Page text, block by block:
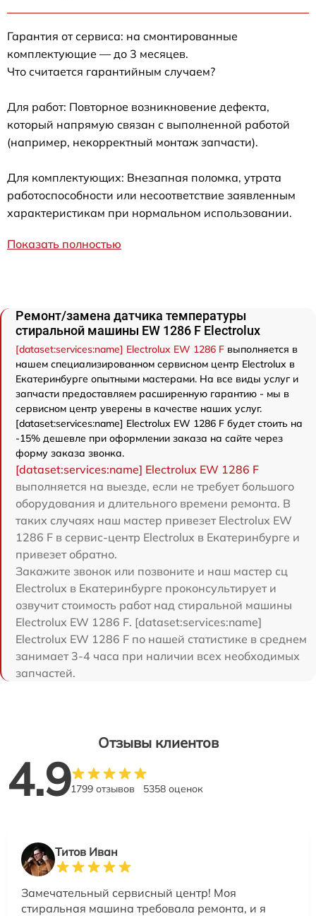
Гарантия от сервиса: на смонтированные
комплектующие — до 3 месяцев.
Что считается гарантийным случаем?
Для работ: Повторное возникновение дефекта,
который напрямую связан с выполненной работой
(например, некорректный монтаж запчасти).
Для комплектующих: Внезапная поломка, утрата
работоспособности или несоответствие заявленным
характеристикам при нормальном использовании.
Показать полностью
Ремонт/замена датчика температуры
стиральной машины EW 1286 F Electrolux
[dataset:services:name] Electrolux EW 1286 F выполняется в
нашем специализированном сервисном центр Electrolux в
Екатеринбурге опытными мастерами. На все виды услуг и
запчасти предоставляем расширенную гарантию - мы в
сервисном центр уверены в качестве наших услуг.
[dataset:services:name] Electrolux EW 1286 F будет стоить на
-15% дешевле при оформлении заказа на сайте через
форму заказа звонка.
[dataset:services:name] Electrolux EW 1286 F
выполняется на выезде, если не требует большого
оборудования и длительного времени ремонта. В
таких случаях наш мастер привезет Electrolux EW
1286 F в сервис-центр Electrolux в Екатеринбурге и
привезет обратно.
Закажите звонок или позвоните и наш мастер сц
Electrolux в Екатеринбурге проконсультирует и
озвучит стоимость работ над стиральной машины
Electrolux EW 1286 F. [dataset:services:name]
Electrolux EW 1286 F по нашей статистике в среднем
занимает 3-4 часа при наличии всех необходимых
запчастей.
Отзывы клиентов
4.91799 отзывов 5358 оценок
Титов Иван
Замечательный сервисный центр! Моя
стиральная машина требовала ремонта, и я